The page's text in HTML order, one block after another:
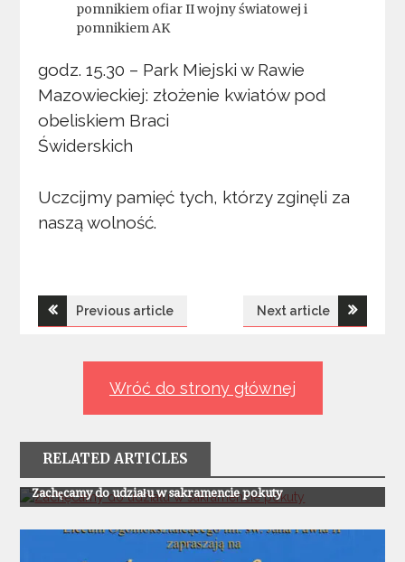
pomnikiem ofiar II wojny światowej i
pomnikiem AK
godz. 15.30 – Park Miejski w Rawie
Mazowieckiej: złożenie kwiatów pod
obeliskiem Braci
Świderskich
Uczcijmy pamięć tych, którzy zginęli za
naszą wolność.
Nawigacja
Previous article Next article
Wróć do strony głównej
RELATED ARTICLES
Z Życia Parafii
Zachęcamy do udziału w sakramencie pokuty